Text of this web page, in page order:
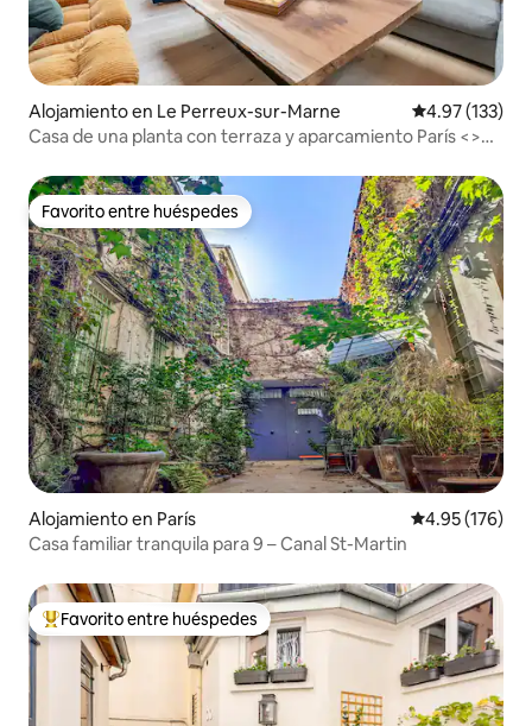
Alojamiento en Le Perreux-sur-Marne Calificación
4.97 (133)
Casa de una planta con terraza y aparcamiento París <>
Favorito entre huéspedes
Favorito entre huéspedes
Alojamiento en París Calificación
4.95 (176)
Casa familiar tranquila para 9 – Canal St-Martin
Favorito entre huéspedes preferido
Favorito entre huéspedes